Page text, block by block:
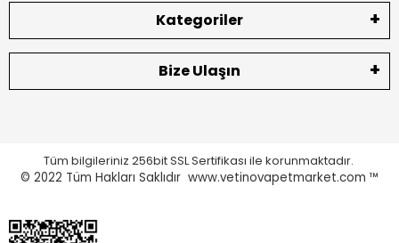
Kategoriler
Bize Ulaşın
Tüm bilgileriniz 256bit SSL Sertifikası ile korunmaktadır.
© 2022 Tüm Hakları Saklıdır www.vetinovapetmarket.com ™